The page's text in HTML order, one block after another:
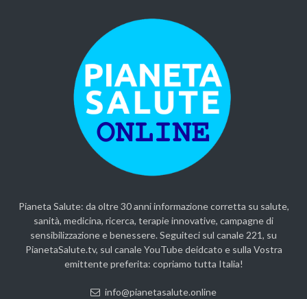
Pianeta Salute: da oltre 30 anni informazione corretta su salute,
sanità, medicina, ricerca, terapie innovative, campagne di
sensibilizzazione e benessere. Seguiteci sul canale 221, su
PianetaSalute.tv, sul canale YouTube deidcato e sulla Vostra
emittente preferita: copriamo tutta Italia!
info@pianetasalute.online